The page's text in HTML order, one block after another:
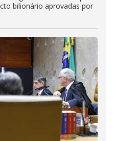
bilionário aprovadas por